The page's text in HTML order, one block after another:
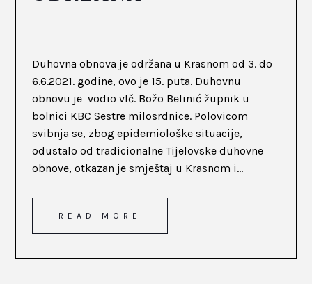
Duhovna obnova je održana u Krasnom od 3. do
6.6.2021. godine, ovo je 15. puta. Duhovnu
obnovu je vodio vlč. Božo Belinić župnik u
bolnici KBC Sestre milosrdnice. Polovicom
svibnja se, zbog epidemiološke situacije,
odustalo od tradicionalne Tijelovske duhovne
obnove, otkazan je smještaj u Krasnom i...
READ MORE